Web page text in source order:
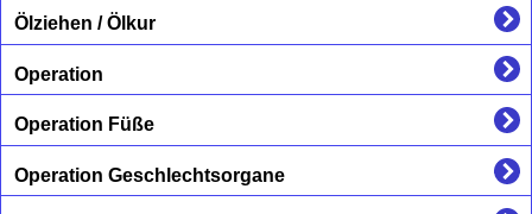
Ölziehen / Ölkur
Operation
Operation Füße
Operation Geschlechtsorgane